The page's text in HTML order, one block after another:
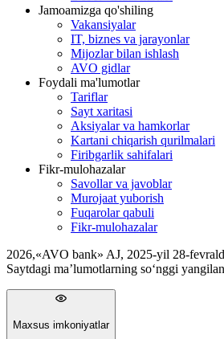
Jamoamizga qo'shiling
Vakansiyalar
IT, biznes va jarayonlar
Mijozlar bilan ishlash
AVO gidlar
Foydali ma'lumotlar
Tariflar
Sayt xaritasi
Aksiyalar va hamkorlar
Kartani chiqarish qurilmalari
Firibgarlik sahifalari
Fikr-mulohazalar
Savollar va javoblar
Murojaat yuborish
Fuqarolar qabuli
Fikr-mulohazalar
2026,«AVO bank» AJ, 2025-yil 28-
Saytdagi ma’lumotlarning so‘nggi
Maxsus imkoniyatlar